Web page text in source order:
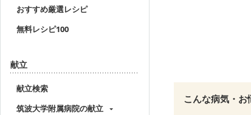
おすすめ厳選レシピ
無料レシピ100
献立
献立検索
筑波大学附属病院の献立
こんな病気・